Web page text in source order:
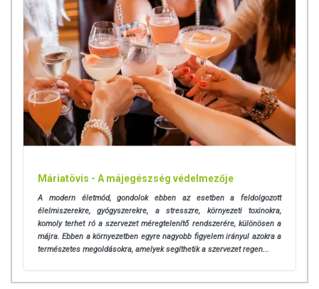
Minőségét megőrzi:
Lásd a csomagoláson feltüntetett
időpontot!
Tárolás:Hűvös, száraz helyen. Felbontás után a
szilikatasakot ne távolítsa el!
Forgalmazza:BioTech USA Kft.
Az étrend-kiegészítők az érvényben levő európai uniós
szabályozás szerint élelmiszereknek minősülnek, amelyek a
kiegészítők kedvező élettani hatással rendelkezhetnek, amely
egyénenként eltérő lehet, jelölésük, megjelenítésük, és
reklámozásuk során nem engedélyezett a készítményeknek
betegséget megelőző vagy gyógyító hatást tulajdonítani.
Máriatövis - A májegészség védelmezője
A modern életmód, gondolok ebben az esetben a feldolgozott
élelmiszerekre, gyógyszerekre, a stresszre, környezeti toxinokra,
komoly terhet ró a szervezet méregtelenítő rendszerére, különösen a
májra. Ebben a környezetben egyre nagyobb figyelem irányul azokra a
természetes megoldásokra, amelyek segíthetik a szervezet regen...